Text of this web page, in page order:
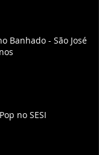
Banhado - São José
no SESI